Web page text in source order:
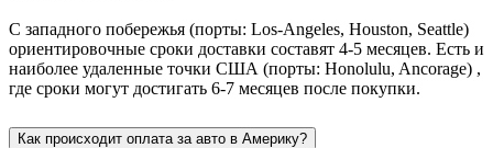
С западного побережья (порты: Los-Angeles, Houston, Seattle)
ориентировочные сроки доставки составят 4-5 месяцев. Есть и
наиболее удаленные точки США (порты: Honolulu, Ancorage) ,
где сроки могут достигать 6-7 месяцев после покупки.
Как происходит оплата за авто в Америку?